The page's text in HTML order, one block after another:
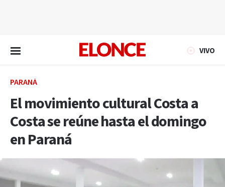
VIVO
PARANÁ
El movimiento cultural Costa a
Costa se reúne hasta el domingo
en Paraná